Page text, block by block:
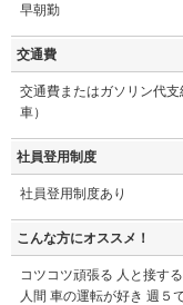
早朝勤
交通費
交通費またはガソリン代
車）
社員登用制度
社員登用制度あり
こんな方にオススメ！
コツコツ頑張る 人と接す
人間 車の運転が好き 週５